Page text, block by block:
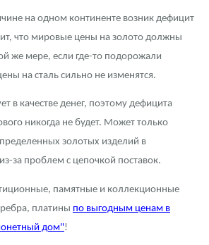
на одном континенте возник дефицит
что мировые цены на золото должны
же мере, если где-то подорожали
на сталь сильно не изменятся.
в качестве денег, поэтому дефицита
никогда не будет. Может только
золотых изделий в
за проблем с цепочкой поставок.
памятные и коллекционные
платины по выгодным ценам в
дом"!